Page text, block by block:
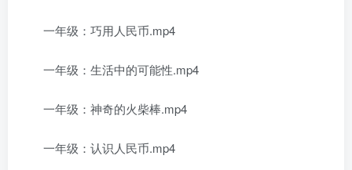
一年级：巧用人民币.mp4
一年级：生活中的可能性.mp4
一年级：神奇的火柴棒.mp4
一年级：认识人民币.mp4